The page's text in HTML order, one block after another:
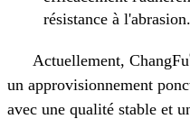
résistance à l'abrasion.
Actuellement, ChangFu
un approvisionnement
avec une qualité stable et